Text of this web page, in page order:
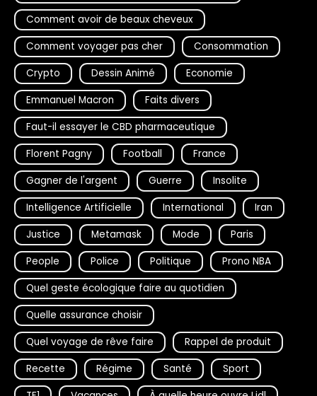
Comment avoir de beaux cheveux
Comment voyager pas cher
Consommation
Crypto
Dessin Animé
Economie
Emmanuel Macron
Faits divers
Faut-il essayer le CBD pharmaceutique
Florent Pagny
Football
France
Gagner de l'argent
Guerre
Insolite
Intelligence Artificielle
International
Iran
Justice
Metamask Mode
Paris
People
Police Politique
Prono NBA
Quel geste écologique faire au quotidien
Quelle assurance choisir
Quel voyage de rêve faire
Rappel de produit
Recette
Régime Santé
Sport